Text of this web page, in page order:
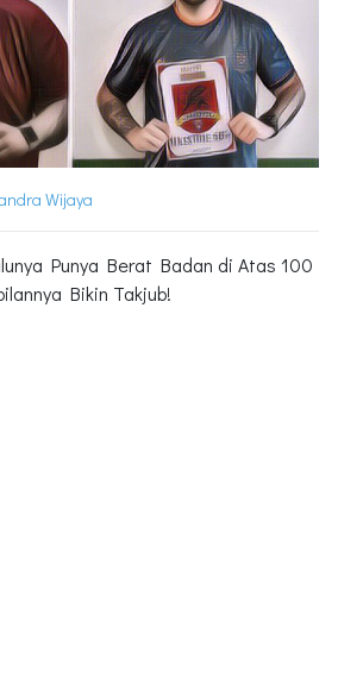
Wijaya
Punya Berat Badan di Atas 100
Bikin Takjub!